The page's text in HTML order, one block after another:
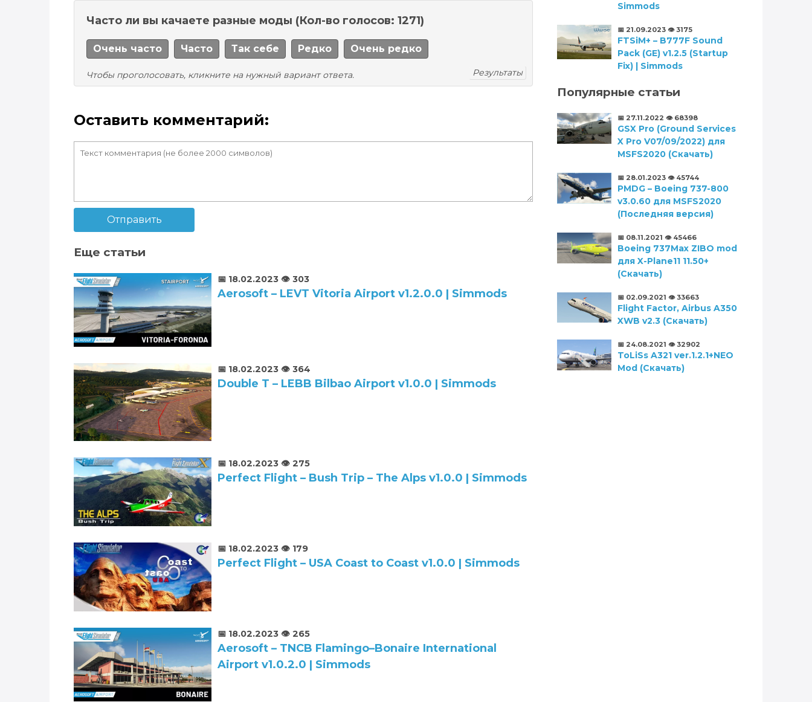
Часто ли вы качаете разные моды (Кол-во голосов: 1271)
Очень часто Часто Так себе Редко Очень редко
Чтобы проголосовать, кликните на нужный вариант ответа. Результаты
Оставить комментарий:
Отправить
Еще статьи
📅 18.02.2023 👁️ 303
Aerosoft – LEVT Vitoria Airport v1.2.0.0 | Simmods
📅 18.02.2023 👁️ 364
Double T – LEBB Bilbao Airport v1.0.0 | Simmods
📅 18.02.2023 👁️ 275
Perfect Flight – Bush Trip – The Alps v1.0.0 | Simmods
📅 18.02.2023 👁️ 179
Perfect Flight – USA Coast to Coast v1.0.0 | Simmods
📅 18.02.2023 👁️ 265
Aerosoft – TNCB Flamingo–Bonaire International
Airport v1.0.2.0 | Simmods
Simmods
📅 21.09.2023 👁️ 3175
FTSiM+ – B777F Sound
Pack (GE) v1.2.5 (Startup
Fix) | Simmods
Популярные статьи
📅 27.11.2022 👁️ 68398
GSX Pro (Ground Services
X Pro V07/09/2022) для
MSFS2020 (Скачать)
📅 28.01.2023 👁️ 45744
PMDG – Boeing 737-800
v3.0.60 для MSFS2020
(Последняя версия)
📅 08.11.2021 👁️ 45466
Boeing 737Max ZIBO mod
для X-Plane11 11.50+
(Скачать)
📅 02.09.2021 👁️ 33663
Flight Factor, Airbus A350
XWB v2.3 (Скачать)
📅 24.08.2021 👁️ 32902
ToLiSs A321 ver.1.2.1+NEO
Mod (Скачать)